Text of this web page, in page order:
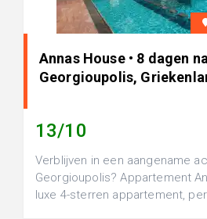
Annas House • 8 dagen
Georgioupolis,
13/10
Verblijven in een aangename
Georgioupolis? Appartement
luxe 4-sterren appartement,